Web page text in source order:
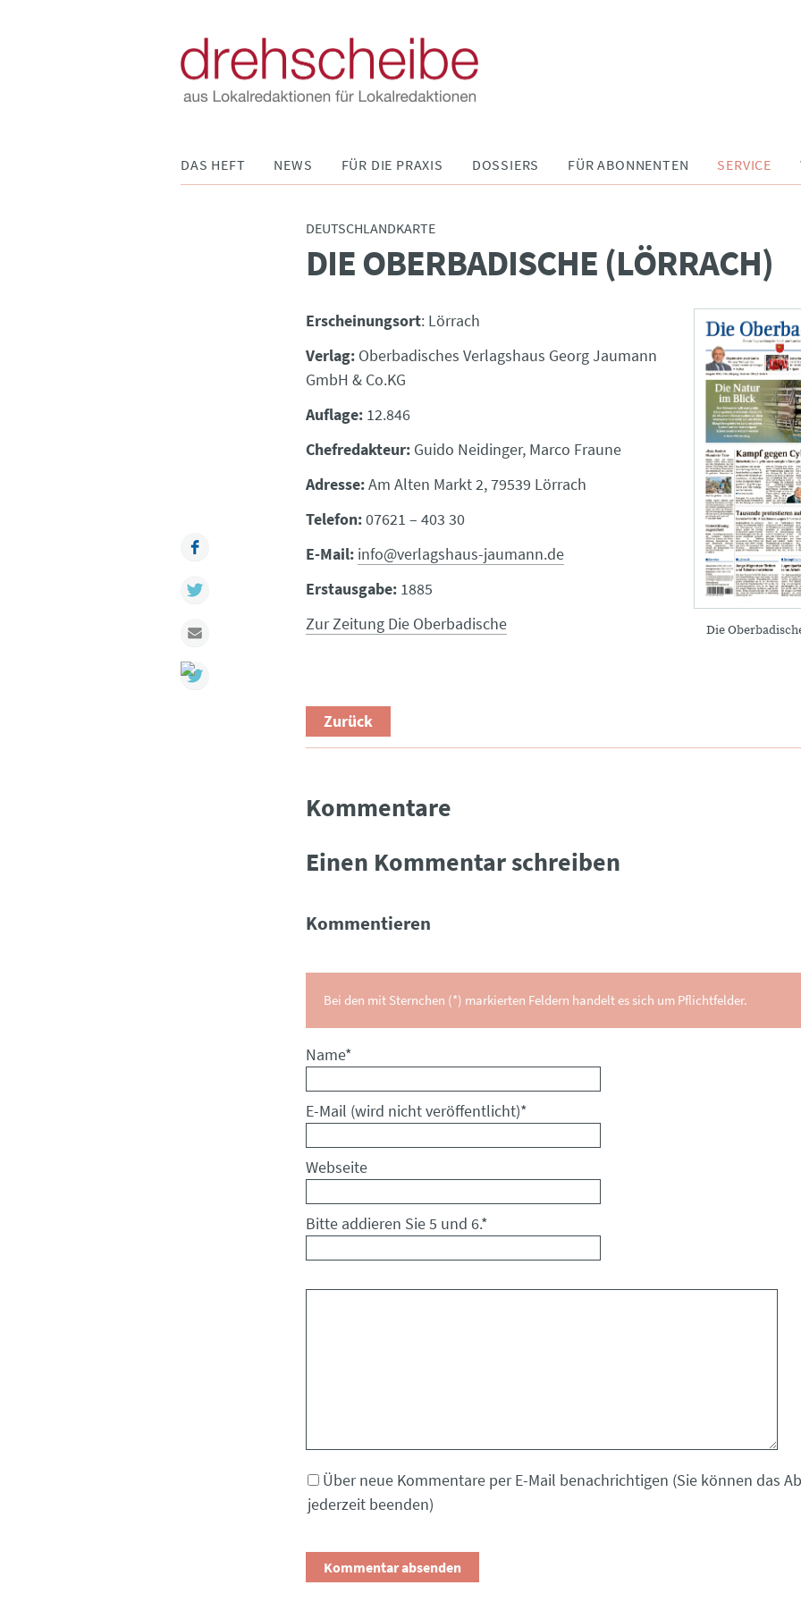
DAS HEFT NEWS FÜR DIE PRAXIS DOSSIERS FÜR ABONNENTEN SERVICE
DEUTSCHLANDKARTE
DIE OBERBADISCHE (LÖRRACH)
Die
Erscheinungsort: Lörrach
Verlag: Oberbadisches Verlagshaus Georg Jaumann
GmbH & Co.KG
Auflage: 12.846
Chefredakteur: Guido Neidinger, Marco Fraune
Adresse:Am Alten Markt 2, 79539 Lörrach
Telefon:07621 – 403 30
E-Mail: info@verlagshaus-jaumann.de
Erstausgabe: 1885
Zur Zeitung Die Oberbadische
Zurück
Kommentare
Einen Kommentar schreiben
Kommentieren
Bei den mit Sternchen (*) markierten Feldern handelt es sich um Pflichtfelder.
Pflichtfeld
Name*
Pflichtfeld
E-Mail (wird nicht veröffentlicht)*
Webseite
Bitte addieren Sie 5 und 6.*
Über neue Kommentare per E-Mail benachrichtigen (Sie können das
jederzeit beenden)